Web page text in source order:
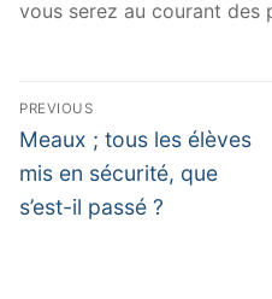
vous serez au courant des
Navigation
de
l’article
PREVIOUS
Previous
post:
Meaux ; tous les élèves
mis en sécurité, que
s’est-il passé ?